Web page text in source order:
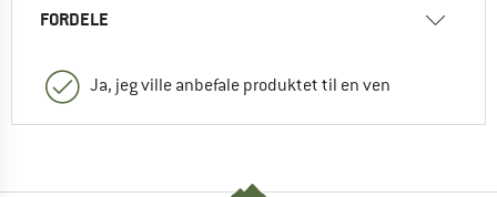
FORDELE
Ja, jeg ville anbefale produktet til en ven